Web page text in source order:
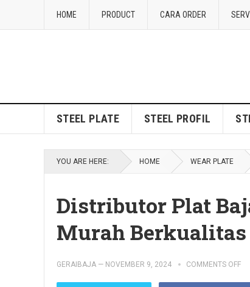
HOME PRODUCT CARA ORDER
STEEL PLATE STEEL PROFIL
YOU ARE HERE: HOME WEAR PLATE
Distributor Plat
Murah Berkualitas
GERAIBAJA — NOVEMBER 9, 2024 COMMENTS OFF